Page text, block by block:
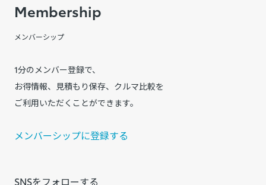
Membership
メンバーシップ
1分のメンバー登録で、
お得情報、見積もり保存、クルマ比較を
ご利用いただくことができます。
メンバーシップに登録する
SNSをフォローする